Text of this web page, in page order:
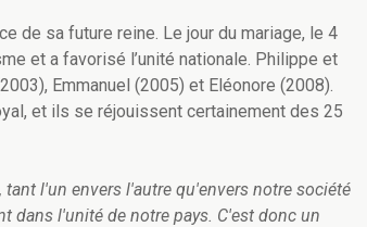
de sa future reine. Le jour du mariage, le 4
et a favorisé l’unité nationale. Philippe et
Emmanuel (2005) et Eléonore (2008).
et ils se réjouissent certainement des 25
l'un envers l'autre qu'envers notre société
dans l'unité de notre pays. C'est donc un